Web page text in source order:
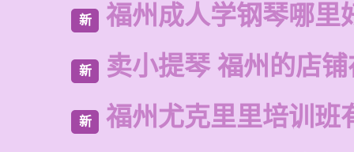
新 福州成人学钢琴哪里
新 卖小提琴 福州的店
新 福州尤克里里培训班